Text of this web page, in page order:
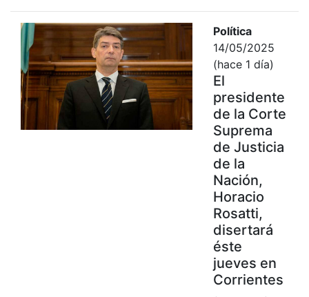
Política
14/05/2025
(hace 1 día)
El
presidente
de la Corte
Suprema
de Justicia
de la
Nación,
Horacio
Rosatti,
disertará
éste
jueves en
Corrientes